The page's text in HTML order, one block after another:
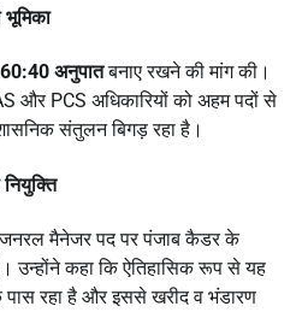
60:40 अनुपातबनाए रखने की मांग की।
और PCS अधिकारियों को अहम पदों से
संतुलन बिगड़ रहा है।
मैनेजर पद पर पंजाब कैडर के
उन्होंने कहा कि ऐतिहासिक रूप से यह
रहा है और इससे खरीद व भंडारण